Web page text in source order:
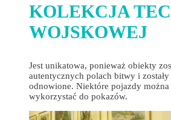
KOLEKCJA
WOJSKOWEJ
Jest unikatowa, ponieważ obiekty
autentycznych polach bitwy i
odnowione. Niektóre pojazdy
wykorzystać do pokazów.